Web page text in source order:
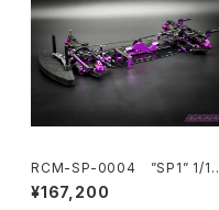
RCM-SP-0004 ”SP1” 1/10
電動オンロードツーリングカー
キット HARA リミテッドエディシ
¥167,200